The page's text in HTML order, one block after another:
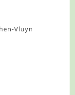
Vluyn